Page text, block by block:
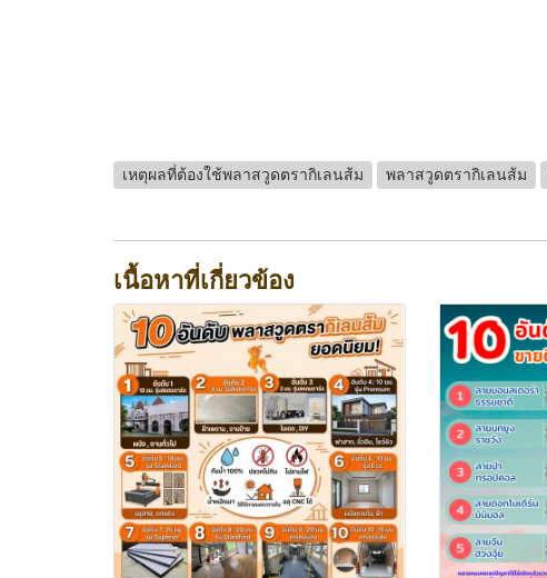
เหตุผลที่ต้องใช้พลาสวูดตรากิเลนส้ม พลาสวูดตรากิเลนส้ม
เนื้อหาที่เกี่ยวข้อง